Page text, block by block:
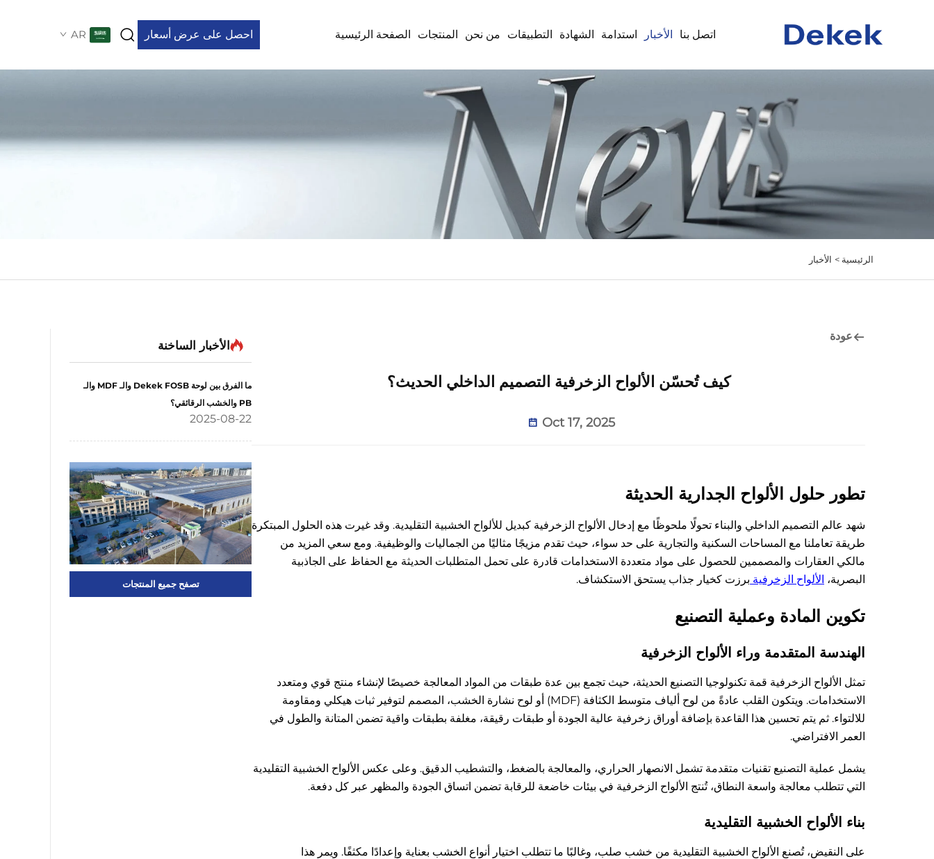
الصفحة الرئيسية المنتجات من نحن التطبيقات الشهادة استدامة الأخبار اتصل بنا احصل على عرض أسعار AR
الرئيسية > الأخبار
عودة
كيف تُحسّن الألواح الزخرفية التصميم الداخلي الحديث؟
Oct 17, 2025
تطور حلول الألواح الجدارية الحديثة
شهد عالم التصميم الداخلي والبناء تحولًا ملحوظًا مع إدخال الألواح الزخرفية كبديل للألواح الخشبية التقليدية. وقد غيرت هذه الحلول المبتكرة
طريقة تعاملنا مع المساحات السكنية والتجارية على حد سواء، حيث تقدم مزيجًا مثاليًا من الجماليات والوظيفية. ومع سعي المزيد من
مالكي العقارات والمصممين للحصول على مواد متعددة الاستخدامات قادرة على تحمل المتطلبات الحديثة مع الحفاظ على الجاذبية
البصرية، الألواح الزخرفية برزت كخيار جذاب يستحق الاستكشاف.
تكوين المادة وعملية التصنيع
الهندسة المتقدمة وراء الألواح الزخرفية
تمثل الألواح الزخرفية قمة تكنولوجيا التصنيع الحديثة، حيث تجمع بين عدة طبقات من المواد المعالجة خصيصًا لإنشاء منتج قوي ومتعدد
الاستخدامات. ويتكون القلب عادةً من لوح ألياف متوسط الكثافة (MDF) أو لوح نشارة الخشب، المصمم لتوفير ثبات هيكلي ومقاومة
للالتواء. ثم يتم تحسين هذا القاعدة بإضافة أوراق زخرفية عالية الجودة أو طبقات رقيقة، مغلفة بطبقات واقية تضمن المتانة والطول في
العمر الافتراضي.
يشمل عملية التصنيع تقنيات متقدمة تشمل الانصهار الحراري، والمعالجة بالضغط، والتشطيب الدقيق. وعلى عكس الألواح الخشبية التقليدية
التي تتطلب معالجة واسعة النطاق، تُنتج الألواح الزخرفية في بيئات خاضعة للرقابة تضمن اتساق الجودة والمظهر عبر كل دفعة.
بناء الألواح الخشبية التقليدية
على النقيض، تُصنع الألواح الخشبية التقليدية من خشب صلب، وغالبًا ما تتطلب اختيار أنواع الخشب بعناية وإعدادًا مكثفًا. ويمر هذا
الأخبار الساخنة
ما الفرق بين لوحة Dekek FOSB والـ MDF والـ
PB والخشب الرقائقي؟
2025-08-22
تصفح جميع المنتجات